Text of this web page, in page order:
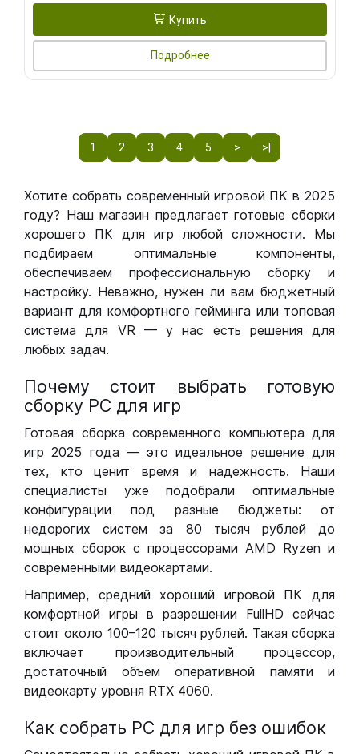
Купить
Подробнее
1 2 3 4 5 > >|
Хотите собрать современный игровой ПК в 2025
году? Наш магазин предлагает готовые сборки
хорошего ПК для игр любой сложности. Мы
подбираем оптимальные компоненты,
обеспечиваем профессиональную сборку и
настройку. Неважно, нужен ли вам бюджетный
вариант для комфортного гейминга или топовая
система для VR — у нас есть решения для
любых задач.
Почему стоит выбрать готовую
сборку РС для игр
Готовая сборка современного компьютера для
игр 2025 года — это идеальное решение для
тех, кто ценит время и надежность. Наши
специалисты уже подобрали оптимальные
конфигурации под разные бюджеты: от
недорогих систем за 80 тысяч рублей до
мощных сборок с процессорами AMD Ryzen и
современными видеокартами.
Например, средний хороший игровой ПК для
комфортной игры в разрешении FullHD сейчас
стоит около 100–120 тысяч рублей. Такая сборка
включает производительный процессор,
достаточный объем оперативной памяти и
видеокарту уровня RTX 4060.
Как собрать РС для игр без ошибок